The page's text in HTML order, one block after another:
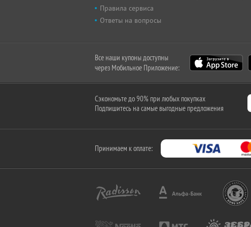
Правила сервиса
Ответы на вопросы
Все наши купоны доступны
через Мобильное Приложение:
Сэкономьте до 90% при любых покупках
Подпишитесь на самые выгодные предложения
Принимаем к оплате: